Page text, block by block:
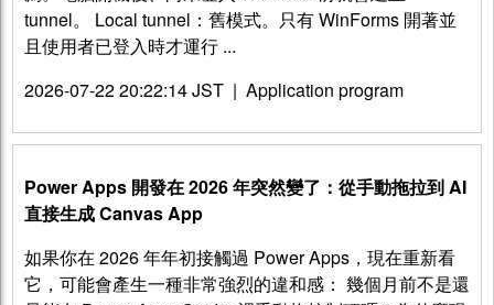
tunnel。 Local tunnel：舊模式。只有 WinForms 開著並
且使用者已登入時才運行 ...
2026-07-22 20:22:14 JST | Application program
Power Apps 開發在 2026 年突然變了：從手動拖拉到 AI
直接生成 Canvas App
如果你在 2026 年年初接觸過 Power Apps，現在重新看
它，可能會產生一種非常強烈的違和感： 幾個月前不是還